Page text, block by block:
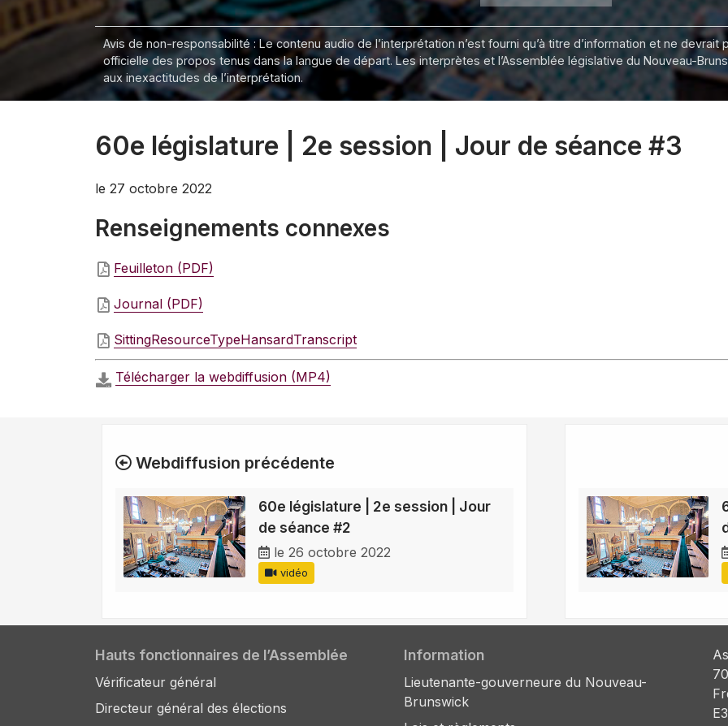
Avis de non-responsabilité : Le contenu audio de l’interprétation n’est fourni qu’à titre d’information et ne
officielle des propos tenus dans la langue de départ. Les interprètes et l’Assemblée législative du Nouveau-
aux inexactitudes de l’interprétation.
60e législature | 2e session | Jour de séance #3
le 27 octobre 2022
Renseignements connexes
Feuilleton (PDF)
Journal (PDF)
SittingResourceTypeHansardTranscript
Télécharger la webdiffusion (MP4)
Webdiffusion précédente
60e législature | 2e session | Jour
de séance #2
le 26 octobre 2022
vidéo
Hauts fonctionnaires de l’Assemblée
Vérificateur général
Directeur général des élections
Information
Lieutenante-gouverneure du Nouveau-
Brunswick